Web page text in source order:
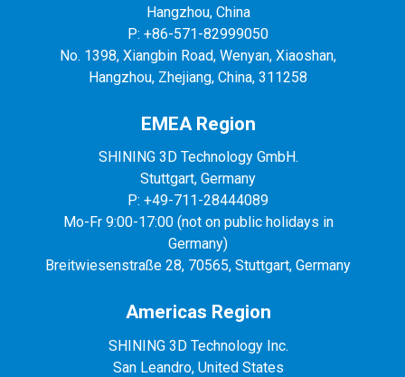
Hangzhou, China
P: +86-571-82999050
No. 1398, Xiangbin Road, Wenyan, Xiaoshan,
Hangzhou, Zhejiang, China, 311258
EMEA Region
SHINING 3D Technology GmbH.
Stuttgart, Germany
P: +49-711-28444089
Mo-Fr 9:00-17:00 (not on public holidays in
Germany)
Breitwiesenstraße 28, 70565, Stuttgart, Germany
Americas Region
SHINING 3D Technology Inc.
San Leandro, United States